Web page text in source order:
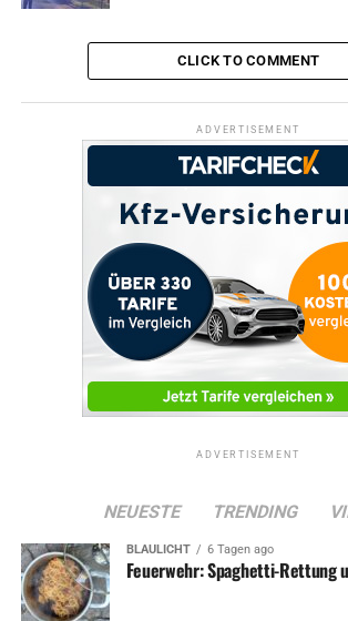
RELATED TOPICS: FESTE & FEIERN NEWS
UP NEXT
Engel auf zwei Rädern – Biker kämpfen
und Kinderpornos
CLICK TO COMMENT
ADVERTISEMENT
ADVERTISEMENT
NEUESTE TRENDING
BLAULICHT 6 Tagen ago
Feuerwehr: Spaghetti-Rettung